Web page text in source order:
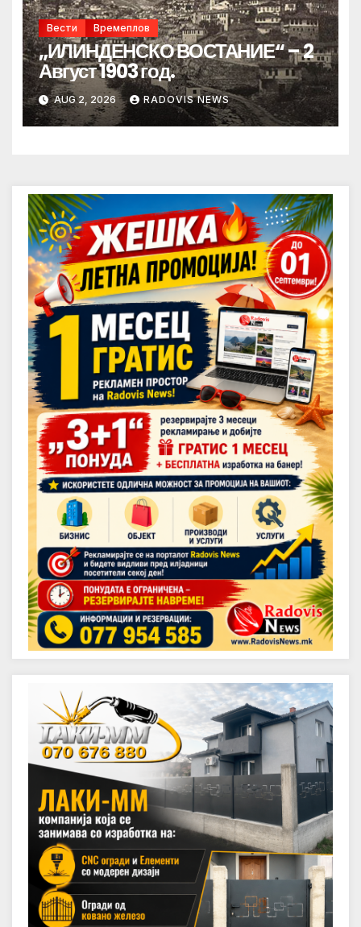
Вести Времеплов
„ИЛИНДЕНСКО ВОСТАНИЕ“ – 2
Август 1903 год.
AUG 2, 2026 RADOVIS NEWS